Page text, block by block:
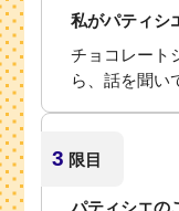
私がパティシ
チョコレート
ら、話を聞い
3 限目
パティシエの